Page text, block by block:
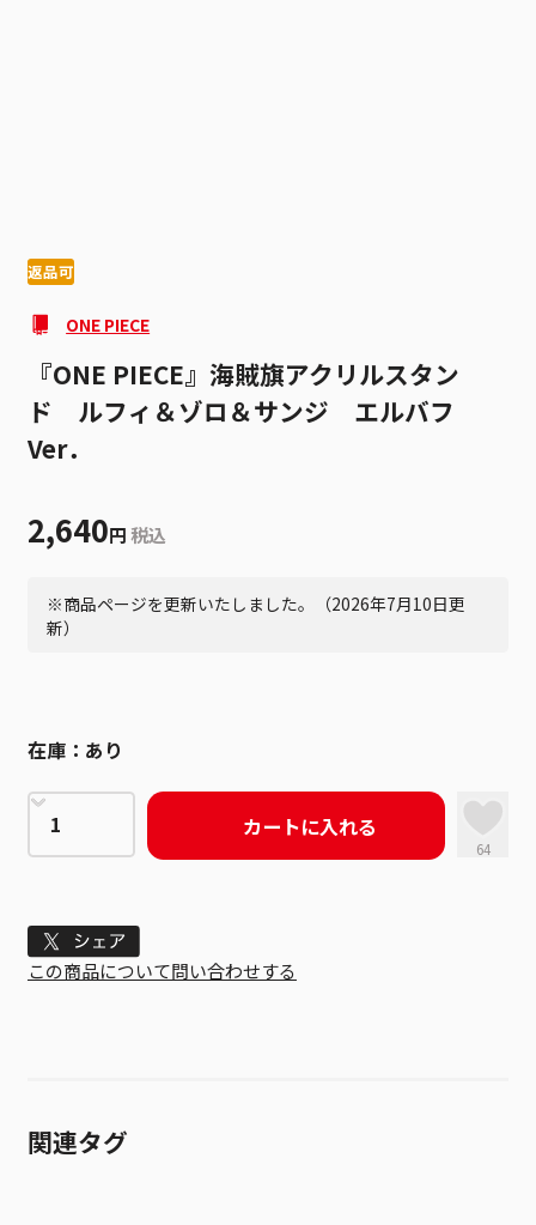
返品可
ONE PIECE
『ONE PIECE』海賊旗アクリルスタン
ド ルフィ＆ゾロ＆サンジ エルバフ
Ver．
2,640円 税込
※商品ページを更新いたしました。（2026年7月10日更
新）
在庫： あり
カートに入れる
64
Tweet
この商品について問い合わせする
関連タグ